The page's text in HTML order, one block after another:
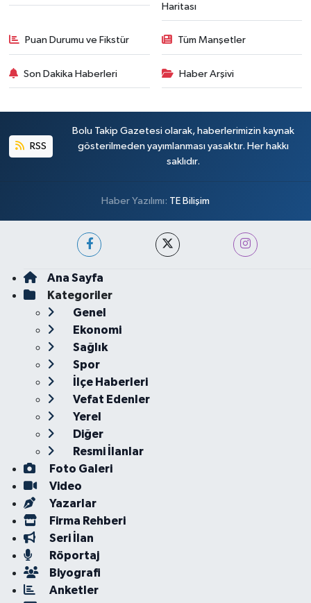
Haritası
Puan Durumu ve Fikstür Tüm Manşetler
Son Dakika Haberleri Haber Arşivi
RSS
Bolu Takip Gazetesi olarak, haberlerimizin kaynak
gösterilmeden yayımlanması yasaktır. Her hakkı
saklıdır.
Haber Yazılımı: TE Bilişim
Ana Sayfa
Kategoriler
Genel
Ekonomi
Sağlık
Spor
İlçe Haberleri
Vefat Edenler
Yerel
Diğer
Resmi İlanlar
Foto Galeri
Video
Yazarlar
Firma Rehberi
Seri İlan
Röportaj
Biyografi
Anketler